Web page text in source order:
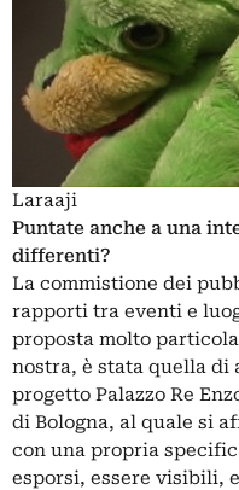
Laraaji
Puntate anche a una
differenti?
La commistione dei
rapporti tra eventi e
proposta molto
nostra, è stata quella di
progetto Palazzo Re
di Bologna, al quale si
con una propria
esporsi, essere visibili,